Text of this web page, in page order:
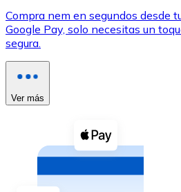
XRP
XRP
Ver todo
Compra criptomonedas con
Comprar con efectivo
Compra nem en segundos desde
Google Pay, solo necesitas un
segura.
Ver más